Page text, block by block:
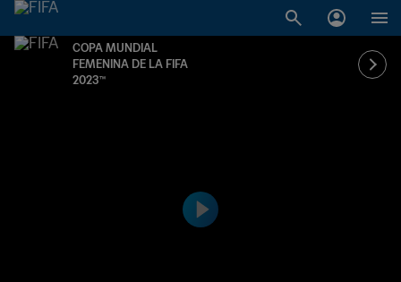
COPA MUNDIAL
FEMENINA DE LA FIFA
2023™